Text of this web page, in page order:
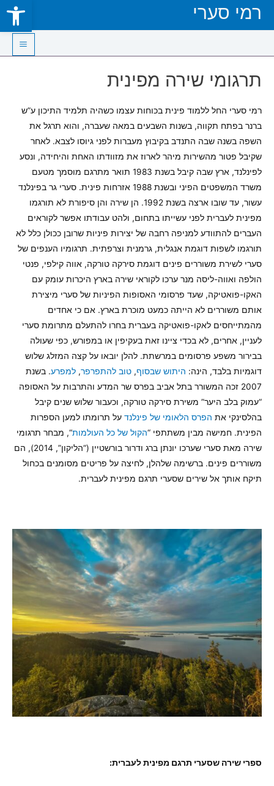
Open toolbar
Skip
רמי סערי
Main
תרגומי שירה מפינית
רמי סערי החל ללמוד פינית בכוחות עצמו כשהיה תלמיד התיכון ע”ש
ברנר בפתח תקווה, בשנות השבעים במאה שעברה, והוא תרגל את
השפה בשנה שבה התנדב בקיבוץ מעברות לפני גיוסו לצבא. לאחר
שקיבל פטור מהשירות מיהר לארוז את מזוודתו האחת והיחידה, ונסע
לפינלנד, ארץ שבה קיבל בשנת 1983 תואר מתרגם מוסמך מטעם
משרד המשפטים הפיני ובשנת 1988 אזרחות פינית. סערי גר בפינלנד
עשור, עד שובו ארצה בשנת 1992. הן שירה והן סיפורת לא תורגמו
מפינית לעברית לפני עשייתו בתחום, ולהט עבודתו אפשר לקוראים
העברים להתוודע למניפה רחבה של יצירות פיניות שרובן ככולן כלל לא
תורגמו לשפות דוגמת אנגלית, גרמנית וצרפתית. תרגומיו הענפים של
סערי לשירת משוררים פינים דוגמת סירקה טורקה, אווה קילפי, פנטי
הולפה ואווה-ליסה מנר ערכו לקוראי שירה בארץ היכרות עומק עם
האקו-פואטיקה, שעד פרסומי האסופות הפיניות של סערי מיצירת
אותם משוררים לא הייתה כמעט מוכרת בארץ. אם כי אחדים
מהמתייחסים לאקו-פואטיקה בעברית בחרו להתעלם מתרומת סערי
לעניין, אחרים, לא בכדי ציינו זאת בעקיפין או במפורש, כפי שעולה
בבירור משפע פרסומים במרשתת. להלן יובאו על קצה המזלג שלוש
דוגמיות בלבד, הינה: היתוש שבסוף, טוב להתפרפר, למפרע. בשנת
2007 זכה המשורר בתל אביב בפרס שר המדע והתרבות על האסופה
“עמוק בלב היער” משירת סירקה טורקה, וכעבור שלוש שנים קיבל
בהלסינקי את הפרס הלאומי של פינלנד על תרומתו למען הספרות
הפינית. חמישה מבין משתתפי “הקול של כל העולמות“, מבחר תרגומי
שירה מאת סערי שערכו יונתן ברג ודרור בורשטיין (“הליקון”, 2014), הם
משוררים פינים. ברשימה שלהלן, לחיצה על פריטים מסומנים בכחול
תיקח אותך אל שירים שסערי תרגם מפינית לעברית.
ספרי שירה שסערי תרגם מפינית לעברית: